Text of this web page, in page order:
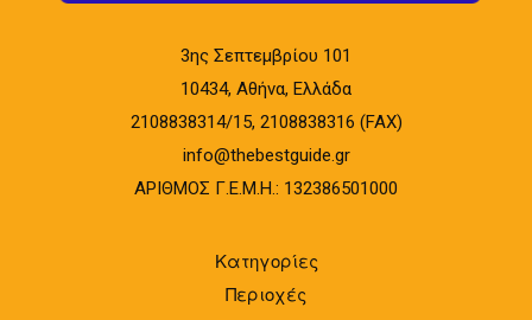
3ης Σεπτεμβρίου 101
10434, Αθήνα, Ελλάδα
2108838314/15, 2108838316 (FAX)
info@thebestguide.gr
ΑΡΙΘΜΟΣ Γ.Ε.Μ.Η.: 132386501000
Κατηγορίες
Περιοχές